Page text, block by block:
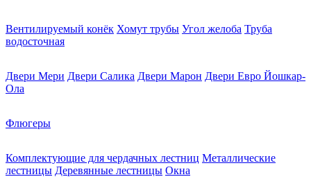
Вентилируемый конёк Хомут трубы Угол желоба Труба
водосточная
Двери Мери Двери Салика Двери Марон Двери Евро Йошкар-
Ола
Флюгеры
Комплектующие для чердачных лестниц Металлические
лестницы Деревянные лестницы Окна